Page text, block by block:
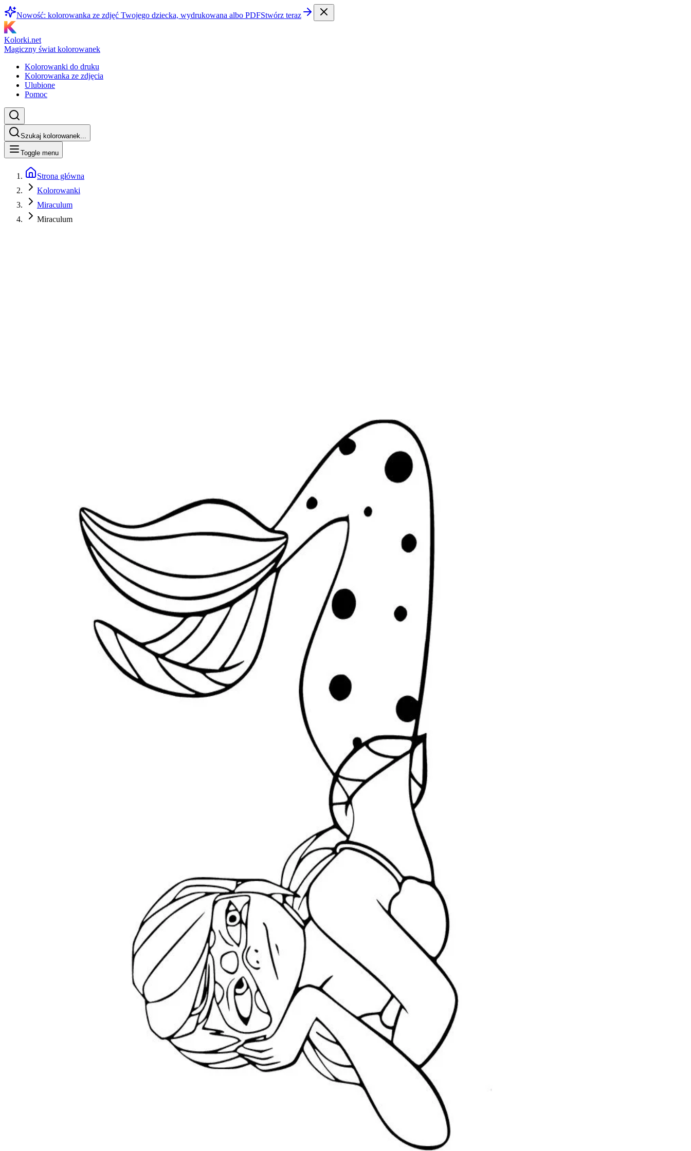
Nowość: kolorowanka ze zdjęć Twojego dziecka, wydrukowana albo PDFStwórz teraz
Kolorki.net
Magiczny świat kolorowanek
Kolorowanki do druku
Kolorowanka ze zdjęcia
Ulubione
Pomoc
Szukaj kolorowanek...
Toggle menu
Strona główna
Kolorowanki
Miraculum
Miraculum